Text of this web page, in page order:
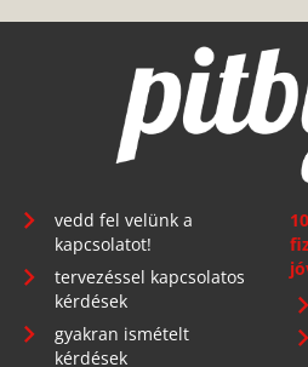
kapcsolatot!
tervezéssel kapcsolatos
kérdések
gyakran ismételt
kérdések